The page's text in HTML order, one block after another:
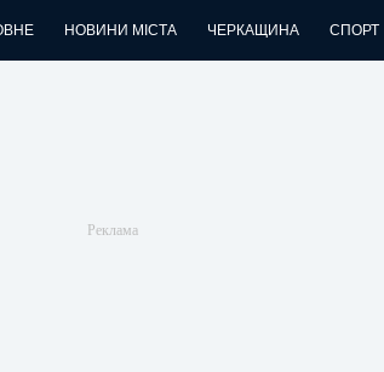
НОВИНИ МІСТА ЧЕРКАЩИНА СПОРТ